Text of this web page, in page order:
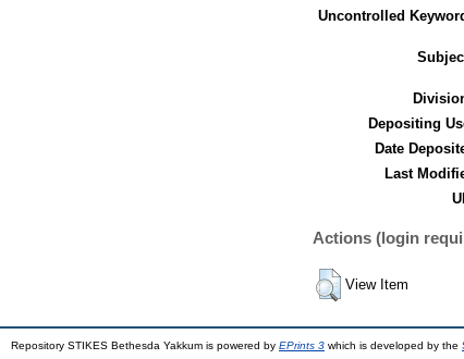
Uncontrolled
Depositing
Date
Last
Actions (login
View Item
Repository STIKES Bethesda Yakkum is powered by EPrints 3 which is developed by the